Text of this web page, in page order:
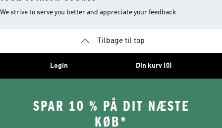
We strive to serve you better and appreciate your feedback
Tilbage til top
Login Din kurv (0)
SPAR 10 % PÅ DIT NÆSTE
KØB*